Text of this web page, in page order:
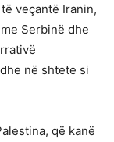
veçantë Iranin,
Serbinë dhe
në shtete si
që kanë